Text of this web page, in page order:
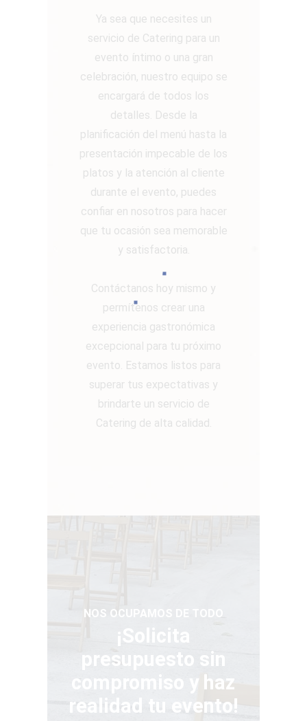
Ya sea que necesites un
servicio de Catering para un
evento íntimo o una gran
celebración, nuestro equipo se
encargará de todos los
detalles. Desde la
planificación del menú hasta la
presentación impecable de los
platos y la atención al cliente
durante el evento, puedes
confiar en nosotros para hacer
que tu ocasión sea memorable
y satisfactoria.
Contáctanos hoy mismo y
permítenos crear una
experiencia gastronómica
excepcional para tu próximo
evento. Estamos listos para
superar tus expectativas y
brindarte un servicio de
Catering de alta calidad.
NOS OCUPAMOS DE TODO
presupuesto sin
compromiso y haz
realidad tu evento!